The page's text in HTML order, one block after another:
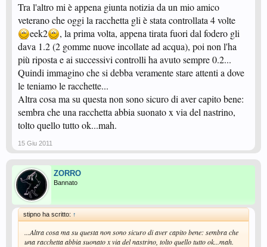
Tra l'altro mi è appena giunta notizia da un mio amico
veterano che oggi la racchetta gli è stata controllata 4 volte
eek2
, la prima volta, appena tirata fuori dal fodero gli
dava 1.2 (2 gomme nuove incollate ad acqua), poi non l'ha
più riposta e ai successivi controlli ha avuto sempre 0.2...
Quindi immagino che si debba veramente stare attenti a dove
le teniamo le racchette...
Altra cosa ma su questa non sono sicuro di aver capito bene:
sembra che una racchetta abbia suonato x via del nastrino,
tolto quello tutto ok...mah.
15 Giu 2011
ZORRO
Bannato
stipno ha scritto: ↑
...Altra cosa ma su questa non sono sicuro di aver capito bene: sembra che
una racchetta abbia suonato x via del nastrino, tolto quello tutto ok...mah.